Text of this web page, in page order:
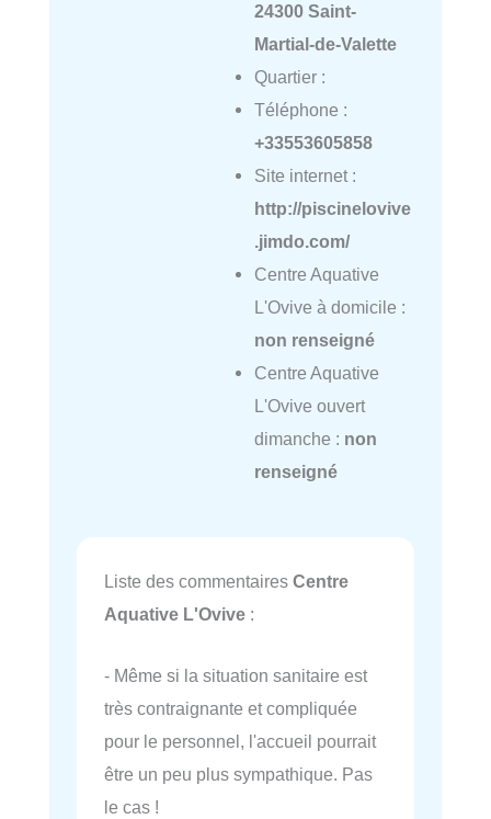
24300 Saint-
Martial-de-Valette
Quartier :
Téléphone :
+33553605858
Site internet :
http://piscinelovive
.jimdo.com/
Centre Aquative
L'Ovive à domicile :
non renseigné
Centre Aquative
L'Ovive ouvert
dimanche : non
renseigné
Liste des commentaires Centre
Aquative L'Ovive :
- Même si la situation sanitaire est
très contraignante et compliquée
pour le personnel, l'accueil pourrait
être un peu plus sympathique. Pas
le cas !